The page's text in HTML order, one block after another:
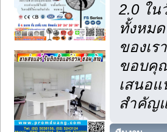
2.0 ใน
ทั้งหม
ของเร
ขอบคุ
เสนอ
สำคัญแ